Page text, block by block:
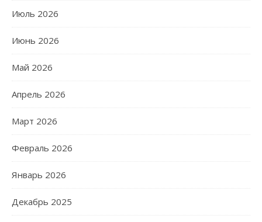
Июль 2026
Июнь 2026
Май 2026
Апрель 2026
Март 2026
Февраль 2026
Январь 2026
Декабрь 2025